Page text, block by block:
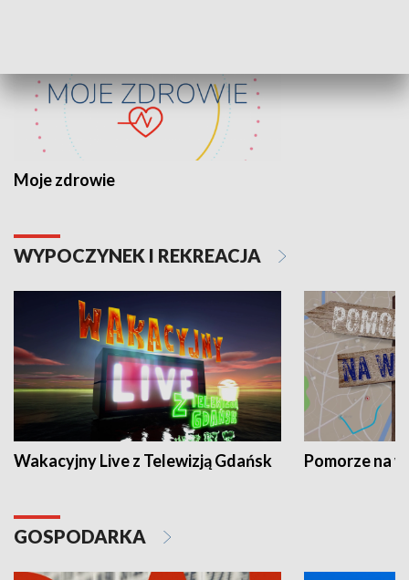
Moje zdrowie
WYPOCZYNEK I REKREACJA
Wakacyjny Live z Telewizją Gdańsk Pomorze na
GOSPODARKA